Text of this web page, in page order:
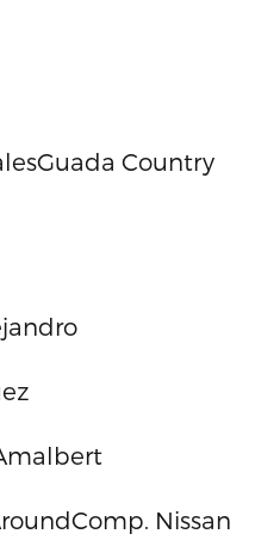
Country
Nissan